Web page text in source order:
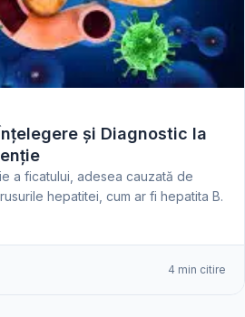
și Diagnostic la
a ficatului, adesea cauzată de
hepatitei, cum ar fi hepatita B.
4 min citire